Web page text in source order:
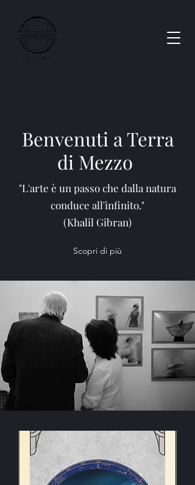
Benvenuti a Terra
di Mezzo
"L'arte è un passo che dalla natura
conduce all'infinito."
(Khalil Gibran)
Scopri di più